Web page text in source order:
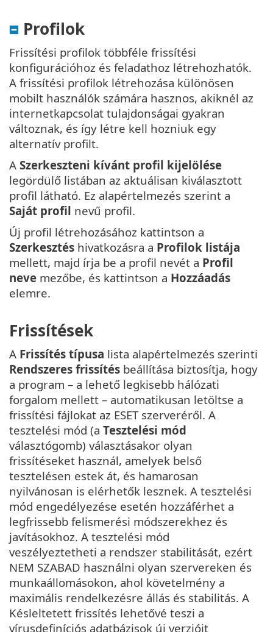
Profilok
Frissítési profilok többféle frissítési
konfigurációhoz és feladathoz létrehozhatók.
A frissítési profilok létrehozása különösen
mobilt használók számára hasznos, akiknél az
internetkapcsolat tulajdonságai gyakran
változnak, és így létre kell hozniuk egy
alternatív profilt.
A Szerkeszteni kívánt profil kijelölése
legördülő listában az aktuálisan kiválasztott
profil látható. Ez alapértelmezés szerint a
Saját profil nevű profil.
Új profil létrehozásához kattintson a
Szerkesztés hivatkozásra a Profilok listája
mellett, majd írja be a profil nevét a Profil
neve mezőbe, és kattintson a Hozzáadás
elemre.
Frissítések
A Frissítés típusa lista alapértelmezés szerinti
Rendszeres frissítés beállítása biztosítja, hogy
a program – a lehető legkisebb hálózati
forgalom mellett – automatikusan letöltse a
frissítési fájlokat az ESET szerveréről. A
tesztelési mód (a Tesztelési mód
választógomb) választásakor olyan
frissítéseket használ, amelyek belső
tesztelésen estek át, és hamarosan
nyilvánosan is elérhetők lesznek. A tesztelési
mód engedélyezése esetén hozzáférhet a
legfrissebb felismerési módszerekhez és
javításokhoz. A tesztelési mód
veszélyeztetheti a rendszer stabilitását, ezért
NEM SZABAD használni olyan szervereken és
munkaállomásokon, ahol követelmény a
maximális rendelkezésre állás és stabilitás. A
Késleltetett frissítés lehetővé teszi a
vírusdefiníciós adatbázisok új verzióit